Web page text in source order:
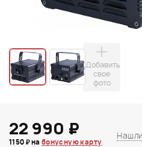
Добавить
свое
фото
22 990 ₽
1150 ₽ на бонусную карту